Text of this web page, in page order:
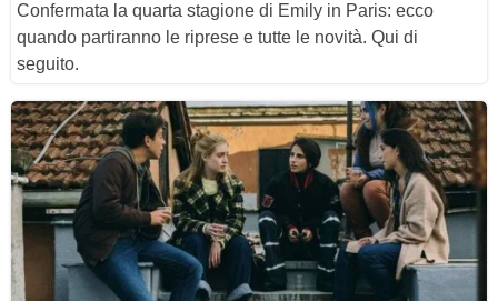
Confermata la quarta stagione di Emily in Paris: ecco
quando partiranno le riprese e tutte le novità. Qui di
seguito.